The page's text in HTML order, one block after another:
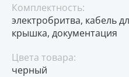
Комплектность:
электробритва, кабель
крышка, документация
Цвета товара:
черный